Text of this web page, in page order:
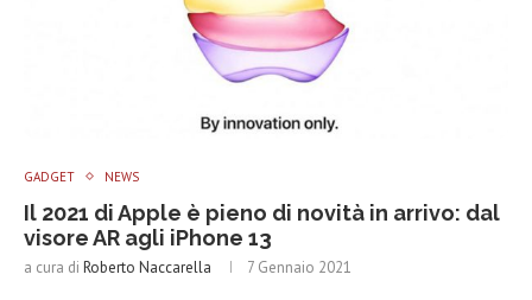
GADGET NEWS
Il 2021 di Apple è pieno di novità in arrivo: dal
visore AR agli iPhone 13
a cura di Roberto Naccarella 7 Gennaio 2021